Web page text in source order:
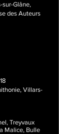
sur-Glâne,
des Auteurs
Villars-
Treyvaux
Malice, Bulle